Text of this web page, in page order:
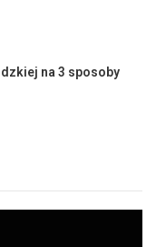
na 3 sposoby